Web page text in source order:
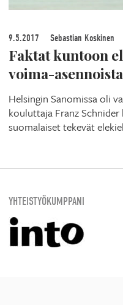
9.5.2017 Sebastian Koskinen
Faktat kuntoon
voima-asennoista
Helsingin Sanomissa oli
kouluttaja Franz
suomalaiset tekevät
YHTEISTYÖKUMPPANI